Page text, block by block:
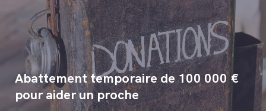
Abattement temporaire de 100 000 €
pour aider un proche